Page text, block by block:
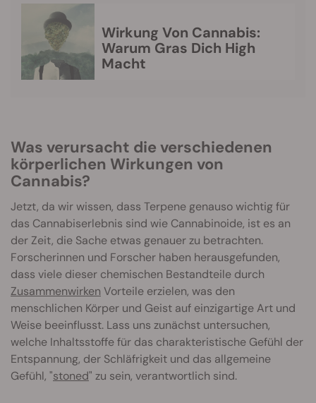
Wirkung Von Cannabis:
Warum Gras Dich High
Macht
Was verursacht die verschiedenen
körperlichen Wirkungen von
Cannabis?
Jetzt, da wir wissen, dass Terpene genauso wichtig für
das Cannabiserlebnis sind wie Cannabinoide, ist es an
der Zeit, die Sache etwas genauer zu betrachten.
Forscherinnen und Forscher haben herausgefunden,
dass viele dieser chemischen Bestandteile durch
Zusammenwirken Vorteile erzielen, was den
menschlichen Körper und Geist auf einzigartige Art und
Weise beeinflusst. Lass uns zunächst untersuchen,
welche Inhaltsstoffe für das charakteristische Gefühl der
Entspannung, der Schläfrigkeit und das allgemeine
Gefühl, "stoned" zu sein, verantwortlich sind.